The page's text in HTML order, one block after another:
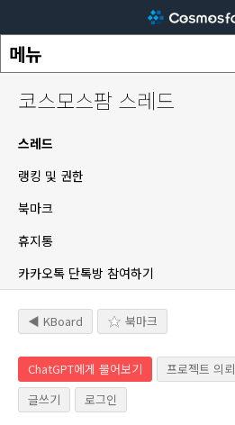
코스모스팜 스레드
스레드
랭킹 및 권한
북마크
휴지통
카카오톡 단톡방 참여하기
◀ KBoard 북마크
ChatGPT에게 물어보기 프로젝트 의뢰
글쓰기
로그인